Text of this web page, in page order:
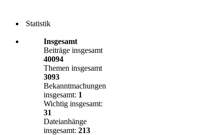
Statistik
Insgesamt
Beiträge insgesamt
40094
Themen insgesamt
3093
Bekanntmachungen
insgesamt: 1
Wichtig insgesamt:
31
Dateianhänge
insgesamt: 213